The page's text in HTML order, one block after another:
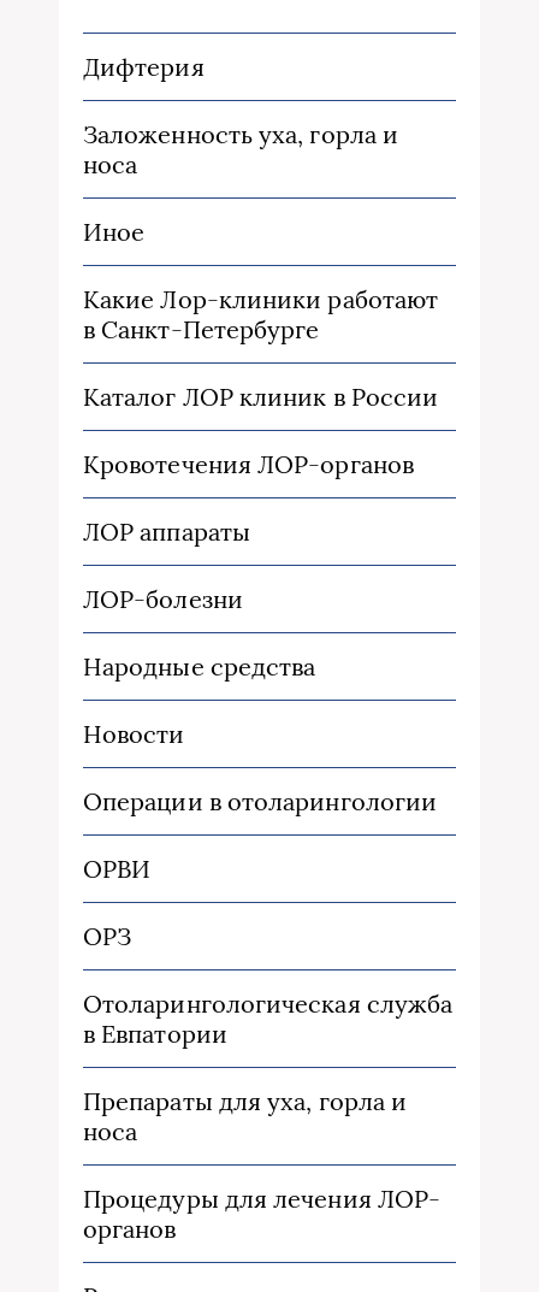
Дифтерия
Заложенность уха, горла и
носа
Иное
Какие Лор-клиники работают
в Санкт-Петербурге
Каталог ЛОР клиник в России
Кровотечения ЛОР-органов
ЛОР аппараты
ЛОР-болезни
Народные средства
Новости
Операции в отоларингологии
ОРВИ
ОРЗ
Отоларингологическая служба
в Евпатории
Препараты для уха, горла и
носа
Процедуры для лечения ЛОР-
органов